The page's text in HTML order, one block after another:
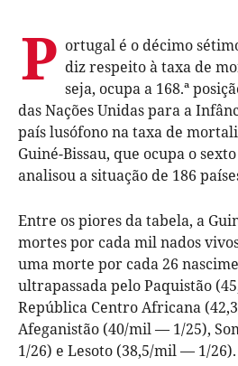
P ortugal é o décimo
diz respeito à taxa de
seja, ocupa a 168.ª
das Nações Unidas para a
país lusófono na taxa de
Guiné-Bissau, que ocupa o
analisou a situação de 186
Entre os piores da tabela, a
mortes por cada mil nados
uma morte por cada 26
ultrapassada pelo Paquistão
República Centro Africana
Afeganistão (40/mil — 1/25),
1/26) e Lesoto (38,5/mil — 1/26).